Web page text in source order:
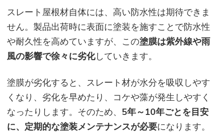
スレート屋根材自体には、高い防水性は期待できま
せん。製品出荷時に表面に塗装を施すことで防水性
や耐久性を高めていますが、この塗膜は紫外線や雨
風の影響で徐々に劣化していきます。
塗膜が劣化すると、スレート材が水分を吸収しやす
くなり、劣化を早めたり、コケや藻が発生しやすく
なったりします。そのため、 5年～10年ごとを目安
に、定期的な塗装メンテナンスが必要になります。